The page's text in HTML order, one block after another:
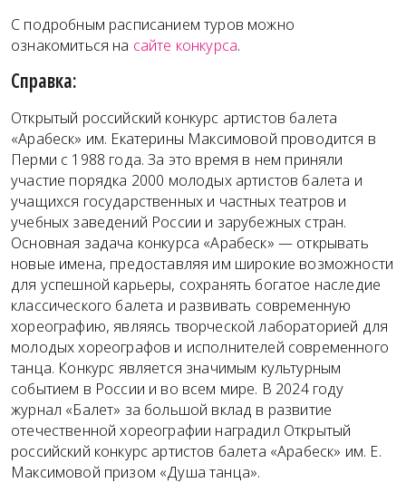
С подробным расписанием туров можно
ознакомиться на сайте конкурса.
Справка:
Открытый российский конкурс артистов балета
«Арабеск» им. Екатерины Максимовой проводится в
Перми с 1988 года. За это время в нем приняли
участие порядка 2000 молодых артистов балета и
учащихся государственных и частных театров и
учебных заведений России и зарубежных стран.
Основная задача конкурса «Арабеск» — открывать
новые имена, предоставляя им широкие возможности
для успешной карьеры, сохранять богатое наследие
классического балета и развивать современную
хореографию, являясь творческой лабораторией для
молодых хореографов и исполнителей современного
танца. Конкурс является значимым культурным
событием в России и во всем мире. В 2024 году
журнал «Балет» за большой вклад в развитие
отечественной хореографии наградил Открытый
российский конкурс артистов балета «Арабеск» им. Е.
Максимовой призом «Душа танца».